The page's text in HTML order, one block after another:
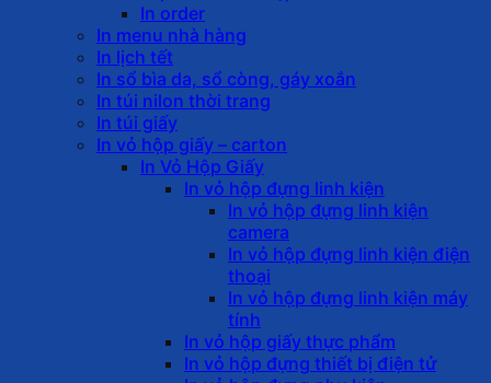
In order
In menu nhà hàng
In lịch tết
In sổ bìa da, sổ còng, gáy xoắn
In túi nilon thời trang
In túi giấy
In vỏ hộp giấy – carton
In Vỏ Hộp Giấy
In vỏ hộp đựng linh kiện
In vỏ hộp đựng linh kiện
camera
In vỏ hộp đựng linh kiện điện
thoại
In vỏ hộp đựng linh kiện máy
tính
In vỏ hộp giấy thực phẩm
In vỏ hộp đựng thiết bị điện tử